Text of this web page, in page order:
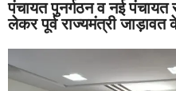
पंचायत पुनर्गठन व नई पंचायत
लेकर पूर्व राज्यमंत्री जाड़ावत